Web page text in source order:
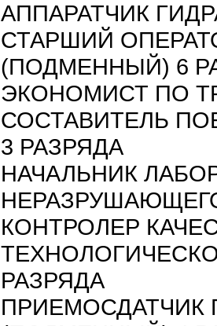
АППАРАТЧИК
СТАРШИЙ
(ПОДМЕННЫЙ) 6
ЭКОНОМИСТ ПО
СОСТАВИТЕЛЬ
3 РАЗРЯДА
НАЧАЛЬНИК
КОНТРОЛЕР
РАЗРЯДА
ПРИЕМОСДАТЧИК